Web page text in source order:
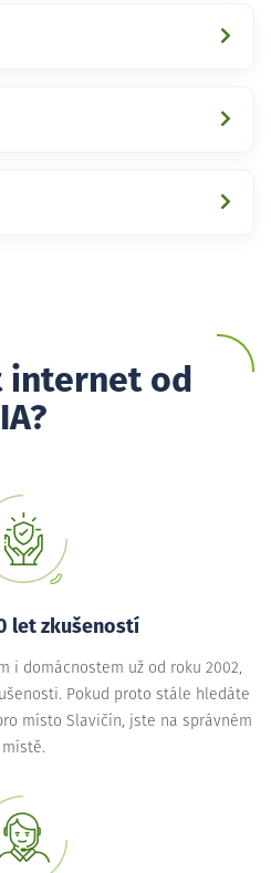
internet od
let zkušeností
i domácnostem už od roku 2002,
Pokud proto stále hledáte
místo Slavičín, jste na správném
místě.